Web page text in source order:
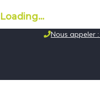
Loading...
Nous appeler